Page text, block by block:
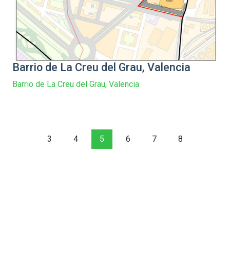
Barrio de La Creu del Grau, Valencia
Barrio de La Creu del Grau, Valencia
3 4 5 6 7 8